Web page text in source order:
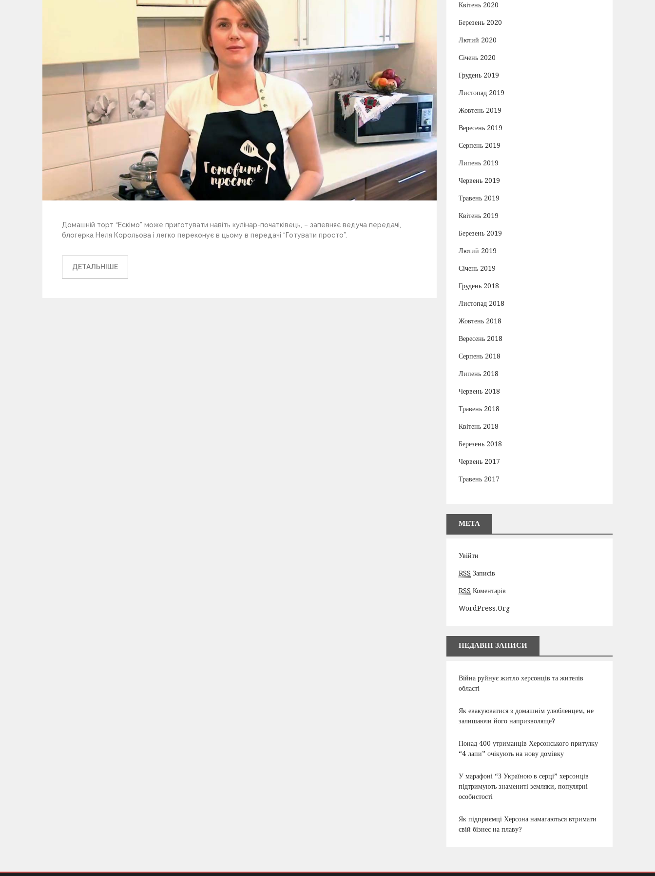
Домашній торт “Ескімо” може приготувати навіть кулінар-початківець, – запевняє ведуча передачі,
блогерка Неля Корольова і легко переконує в цьому в передачі “Готувати просто”.
ДЕТАЛЬНІШЕ
Квітень 2020
Березень 2020
Лютий 2020
Січень 2020
Грудень 2019
Листопад 2019
Жовтень 2019
Вересень 2019
Серпень 2019
Липень 2019
Червень 2019
Травень 2019
Квітень 2019
Березень 2019
Лютий 2019
Січень 2019
Грудень 2018
Листопад 2018
Жовтень 2018
Вересень 2018
Серпень 2018
Липень 2018
Червень 2018
Травень 2018
Квітень 2018
Березень 2018
Червень 2017
Травень 2017
МЕТА
Увійти
RSS Записів
RSS Коментарів
WordPress.org
НЕДАВНІ ЗАПИСИ
Війна руйнує житло херсонців та жителів
області
Як евакуюватися з домашнім улюбленцем, не
залишаючи його напризволяще?
Понад 400 утриманців Херсонського притулку
“4 лапи” очікують на нову домівку
У марафоні “З Україною в серці” херсонців
підтримують знамениті земляки, популярні
особистості
Як підприємці Херсона намагаються втримати
свій бізнес на плаву?